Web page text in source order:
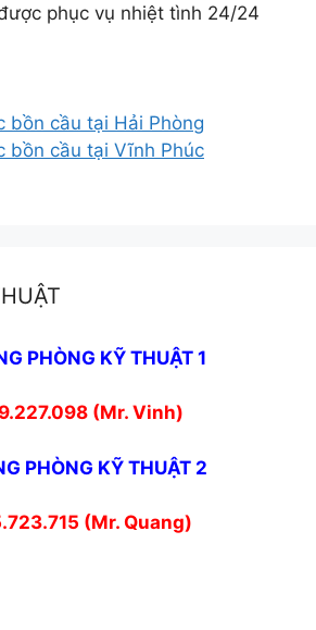
phục vụ nhiệt tình 24/24
bồn cầu tại Hải Phòng
bồn cầu tại Vĩnh Phúc
PHÒNG KỸ THUẬT 1
(Mr. Vinh)
PHÒNG KỸ THUẬT 2
(Mr. Quang)